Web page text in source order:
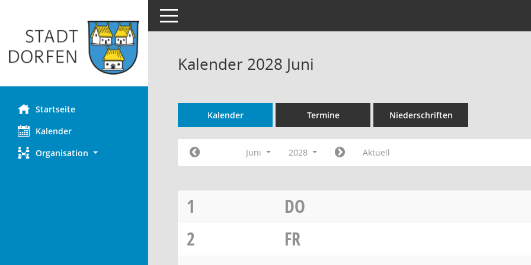
Startseite
Kalender
Organisation
Toggle navigation
Kalender 2028 Juni
Kalender Termine Niederschriften
Juni 2028 Aktuell
1
DO
2
FR